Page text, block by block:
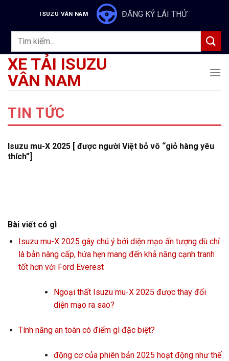
content
ISUZU VÂN NAM ĐĂNG KÝ LÁI THỬ
Tìm
XE TẢI ISUZU
VÂN NAM
TIN TỨC
Isuzu mu-X 2025 [ được người Việt bỏ vô “giỏ hàng yêu
thích”]
Bài viết có gì
Isuzu mu-X 2025 gây chú ý bởi diện mạo ấn tượng dù chỉ
là bản nâng cấp, hứa hẹn mang đến khả năng cạnh tranh
tốt hơn với Ford Everest
Ngoại thất Isuzu mu-X 2025 được thay đổi
diện mạo ra sao?
Tính năng an toàn có điểm gì đặc biệt?
động cơ của phiên bản 2025 hoạt động như thế